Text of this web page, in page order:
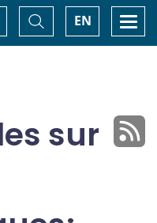
EN
Basculer
la
recherche
sur